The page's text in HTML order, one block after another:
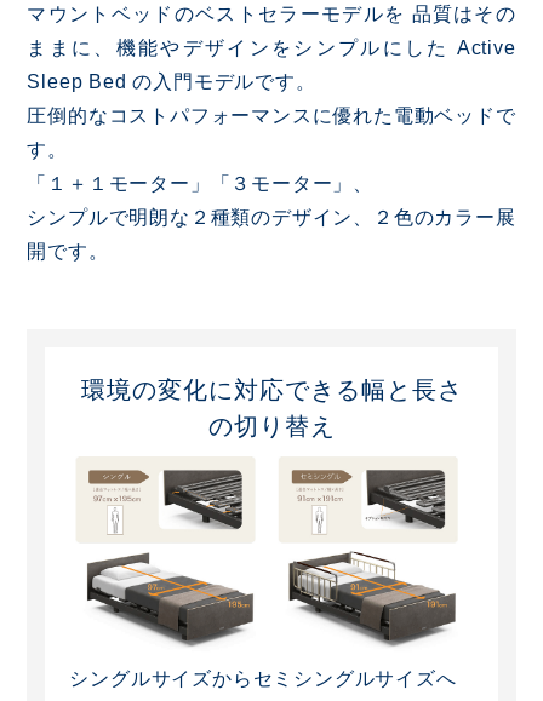
マウントベッドのベストセラーモデルを 品質はその
ままに、機能やデザインをシンプルにした
Active
Sleep Bed の入門モデルです。
圧倒的なコストパフォーマンスに優れた電動ベッドで
す。
「１＋１モーター」「３モーター」、
シンプルで明朗な２種類のデザイン、２色のカラー展
開です。
環境の変化に対応できる幅と長さ
の切り替え
シングルサイズからセミシングルサイズへ